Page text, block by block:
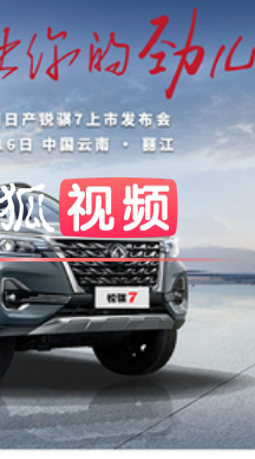
亮度
饱和度
对比度